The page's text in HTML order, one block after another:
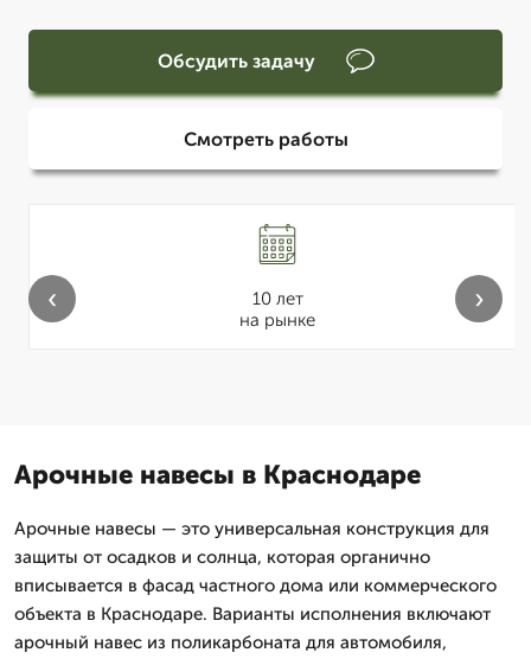
Обсудить задачу
Смотреть работы
10 лет
на рынке
‹ ›
Арочные навесы в Краснодаре
Арочные навесы — это универсальная конструкция для
защиты от осадков и солнца, которая органично
вписывается в фасад частного дома или коммерческого
объекта в Краснодаре. Варианты исполнения включают
арочный навес из поликарбоната для автомобиля,